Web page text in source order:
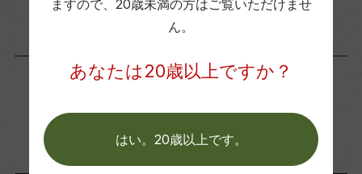
ますので、 20歳未満の方はご覧いただけませ
ん。
あなたは20歳以上ですか？
はい。20歳以上です。